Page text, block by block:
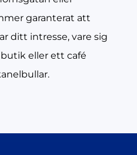
garanterat att
ditt intresse, vare sig
eller ett café